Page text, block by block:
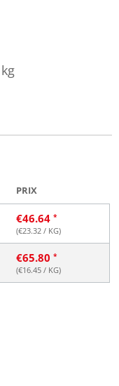
PRIX
€46.64
(€23.32 / KG)
€65.80
(€16.45 / KG)